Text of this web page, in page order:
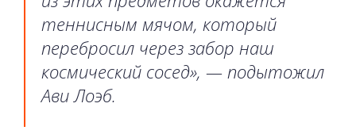
теннисным мячом, который
перебросил через забор наш
космический сосед», — подытожил
Ави Лоэб.